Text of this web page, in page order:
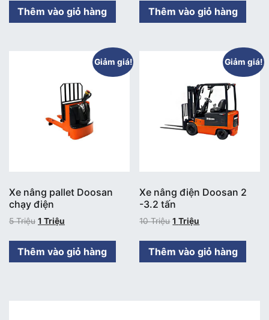
Thêm vào giỏ hàng Thêm vào giỏ hàng
Giảm giá!
Xe nâng pallet Doosan
chạy điện
5Triệu 1 Triệu
Thêm vào giỏ hàng
Giảm giá!
Xe nâng điện Doosan 2
-3.2 tấn
10Triệu 1Triệu
Thêm vào giỏ hàng